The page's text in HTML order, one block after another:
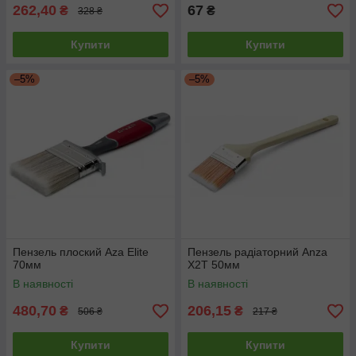
262,40 ₴ 328 ₴
Купити
67 ₴
Купити
–5%
Пензель плоский Aza Elite
70мм
В наявності
480,70 ₴ 506 ₴
Купити
–5%
Пензель радіаторний Anza
X2T 50мм
В наявності
206,15 ₴ 217 ₴
Купити